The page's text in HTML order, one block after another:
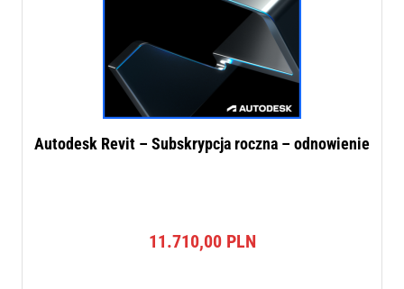
Autodesk Revit – Subskrypcja roczna – odnowienie
11.710,00 PLN